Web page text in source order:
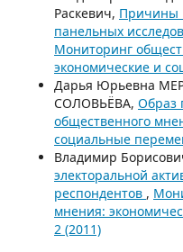
Раскевич, Причины
панельных
Мониторинг
экономические и
Дарья Юрьевна
СОЛОВЬЁВА, Образ
общественного
социальные
Владимир
электоральной
респондентов ,
мнения:
2 (2011)